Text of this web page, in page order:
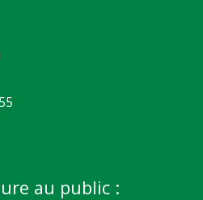
au public :